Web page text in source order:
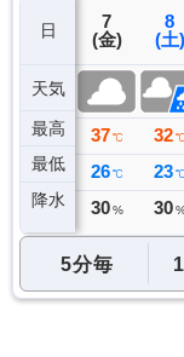
日
天気
最高
最低
降水
6
(木)
37 ℃
25 ℃
0 ミリ
7
(金)
37 ℃
26 ℃
30 %
8
(土)
32 ℃
23 ℃
30
5分毎